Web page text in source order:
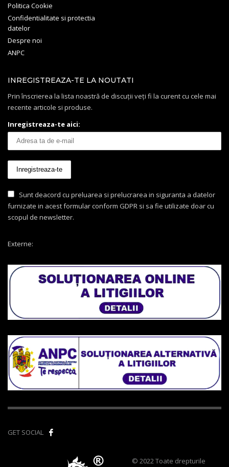
Politica Cookie
Confidentialitate si protectia
datelor
Despre noi
ANPC
INREGISTREAZA-TE LA NOUTATI
Prin înscrierea la lista noastră de discuții veți fi la curent cu cele mai
recente articole si produse.
Inregistreaza-te aici:
Sunt deacord cu preluarea si prelucrarea in siguranta a datelor
furnizate in acest formular conform GDPR si sa fie utilizate doar cu
scopul de newsletter.
Externe:
GET SOCIAL
© 2022 Toate drepturile